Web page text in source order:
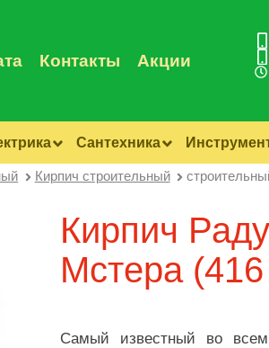
Контакты Акции
Сантехника
Кирпич строительный
Кирпич
Мстера
Самый известный во